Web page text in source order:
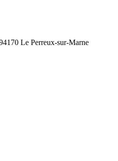
Le Perreux-sur-Marne